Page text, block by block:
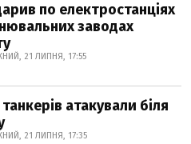
по електростанціях
заводах
21 ЛИПНЯ, 17:55
атакували біля
21 ЛИПНЯ, 17:35